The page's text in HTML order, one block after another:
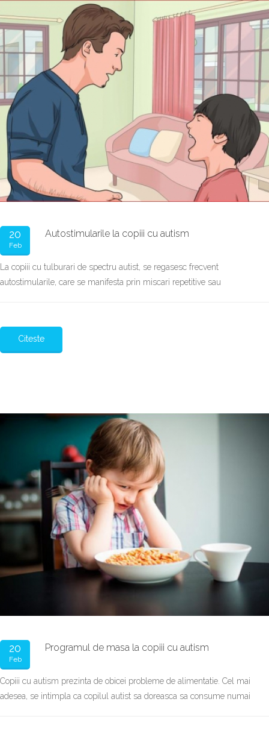
20
Feb
Autostimularile la copiii cu autism
La copiii cu tulburari de spectru autist, se regasesc frecvent
autostimularile, care se manifesta prin miscari repetitive sau
Citeste
20
Feb
Programul de masa la copiii cu autism
Copiii cu autism prezinta de obicei probleme de alimentatie. Cel mai
adesea, se intimpla ca copilul autist sa doreasca sa consume numai